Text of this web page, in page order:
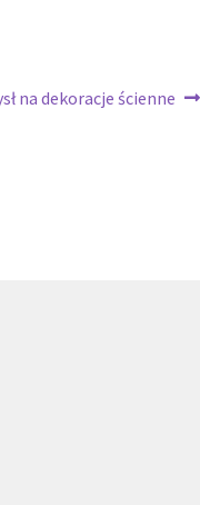
na dekoracje ścienne